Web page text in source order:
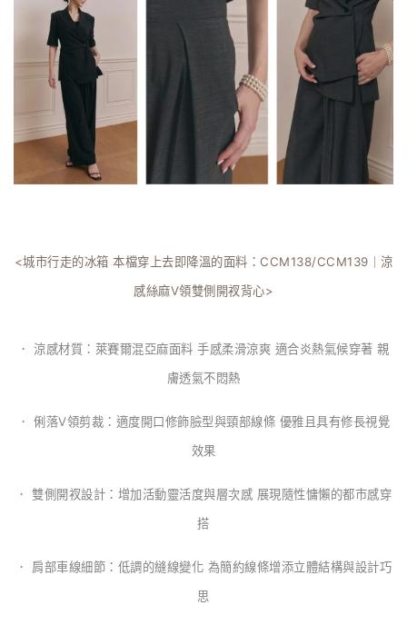
<城市行走的冰箱 本檔穿上去即降溫的面料：CCM138/CCM139｜涼
感絲麻V領雙側開衩背心>
． 涼感材質：萊賽爾混亞麻面料 手感柔滑涼爽 適合炎熱氣候穿著 親
膚透氣不悶熱
． 俐落V領剪裁：適度開口修飾臉型與頸部線條 優雅且具有修長視覺
效果
． 雙側開衩設計：增加活動靈活度與層次感 展現隨性慵懶的都市感穿
搭
． 肩部車線細節：低調的縫線變化 為簡約線條增添立體結構與設計巧
思